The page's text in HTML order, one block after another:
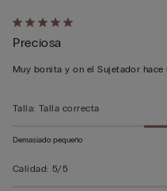
Calificación
de
5
5
Preciosa
Muy bonita y on el Sujetador
Talla: Talla correcta
Demasiado pequeño
Calidad: 5/5